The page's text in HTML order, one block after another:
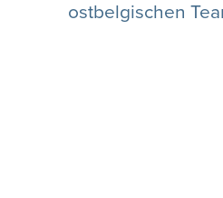
ostbelgischen